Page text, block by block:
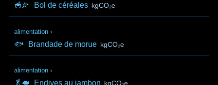
🥣🌽 Bol de céréales kgCO₂e
alimentation ›
🐟 Brandade de morue kgCO₂e
alimentation ›
🥬🐖 Endives au jambon kgCO₂e